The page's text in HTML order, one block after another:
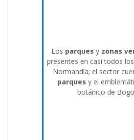
Los parques y zonas
presentes en casi todos
Normandía; el sector
parques y el
botánico de